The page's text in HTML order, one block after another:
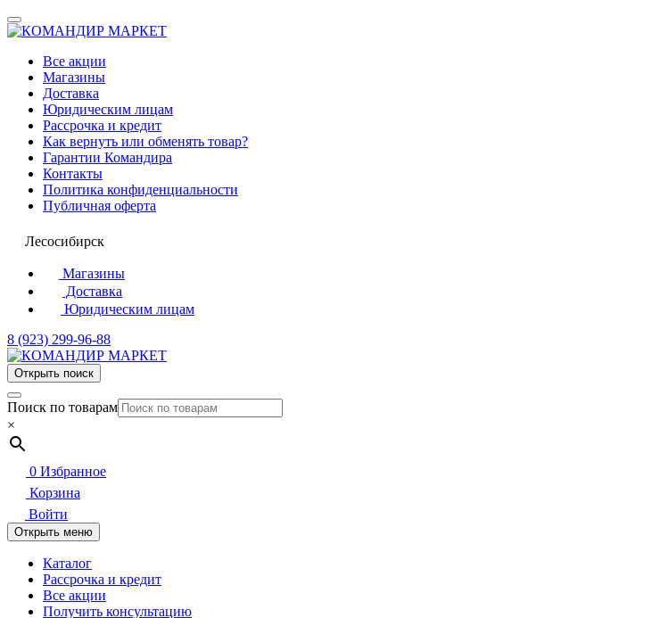
Все акции
Магазины
Доставка
Юридическим лицам
Рассрочка и кредит
Как вернуть или обменять товар?
Гарантии Командира
Контакты
Политика конфиденциальности
Публичная оферта
Лесосибирск
Магазины
Доставка
Юридическим лицам
8 (923) 299-96-88
Открыть поиск
Поиск по товарам
×
0 Избранное
Корзина
Войти
Открыть меню
Каталог
Рассрочка и кредит
Все акции
Получить консультацию